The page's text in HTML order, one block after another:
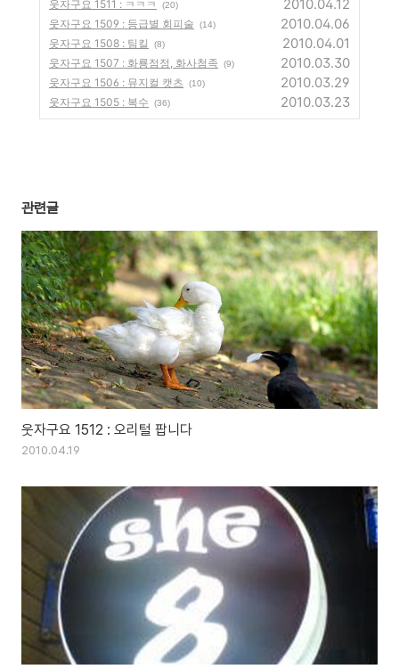
웃자구요 1511 : ㅋㅋㅋ (20) 2010.04.12
웃자구요 1509 : 등급별 회피술 (14) 2010.04.06
웃자구요 1508 : 팀킬 (8) 2010.04.01
웃자구요 1507 : 화룡점정, 화사첨족 (9) 2010.03.30
웃자구요 1506 : 뮤지컬 캣츠 (10) 2010.03.29
웃자구요 1505 : 복수 (36) 2010.03.23
관련글
웃자구요 1512 : 오리털 팝니다
2010.04.19